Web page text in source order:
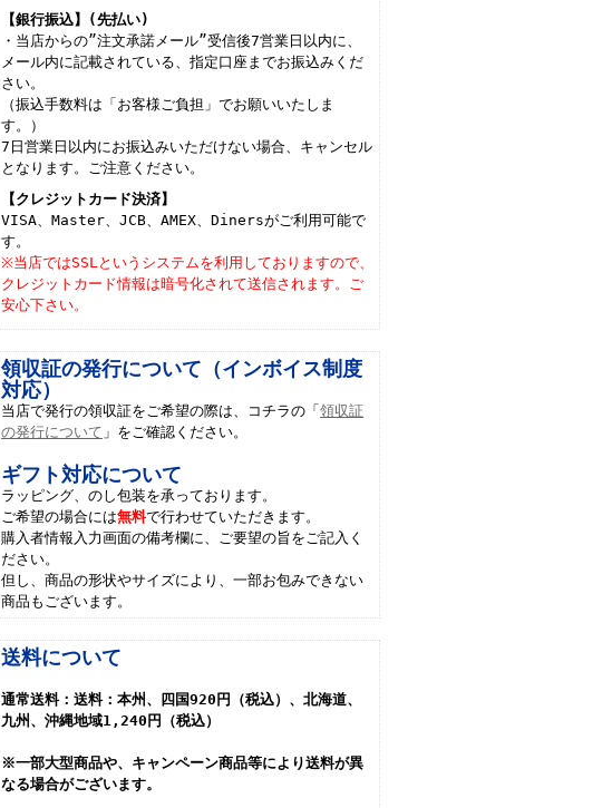
【銀行振込】(先払い)
・当店からの”注文承諾メール”受信後7営業日以内に、
メール内に記載されている、指定口座までお振込みくだ
さい。
（振込手数料は「お客様ご負担」でお願いいたしま
す。）
7日営業日以内にお振込みいただけない場合、キャンセル
となります。ご注意ください。
【クレジットカード決済】
VISA、Master、JCB、AMEX、Dinersがご利用可能で
す。
※当店ではSSLというシステムを利用しておりますので、
クレジットカード情報は暗号化されて送信されます。ご
安心下さい。
領収証の発行について（インボイス制度
対応）
当店で発行の領収証をご希望の際は、コチラの「領収証
の発行について 」をご確認ください。
ギフト対応について
ラッピング、のし包装を承っております。
ご希望の場合には無料で行わせていただきます。
購入者情報入力画面の備考欄に、ご要望の旨をご記入く
ださい。
但し、商品の形状やサイズにより、一部お包みできない
商品もございます。
送料について
通常送料：送料：本州、四国920円（税込）、北海道、
九州、沖縄地域1,240円（税込）
※一部大型商品や、キャンペーン商品等により送料が異
なる場合がございます。